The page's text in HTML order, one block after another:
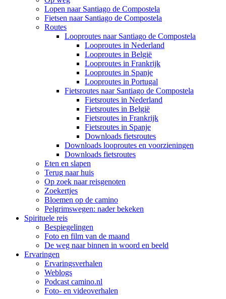
Lopen naar Santiago de Compostela
Fietsen naar Santiago de Compostela
Routes
Looproutes naar Santiago de Compostela
Looproutes in Nederland
Looproutes in België
Looproutes in Frankrijk
Looproutes in Spanje
Looproutes in Portugal
Fietsroutes naar Santiago de Compostela
Fietsroutes in Nederland
Fietsroutes in België
Fietsroutes in Frankrijk
Fietsroutes in Spanje
Downloads fietsroutes
Downloads looproutes en voorzieningen
Downloads fietsroutes
Eten en slapen
Terug naar huis
Op zoek naar reisgenoten
Zoekertjes
Bloemen op de camino
Pelgrimswegen: nader bekeken
Spirituele reis
Bespiegelingen
Foto en film van de maand
De weg naar binnen in woord en beeld
Ervaringen
Ervaringsverhalen
Weblogs
Podcast camino.nl
Foto- en videoverhalen